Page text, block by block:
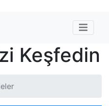
Keşfedin